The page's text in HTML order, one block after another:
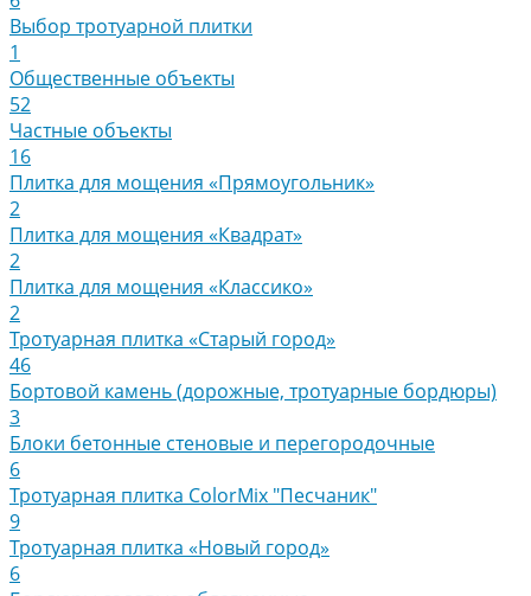
Выбор тротуарной плитки
1
Общественные объекты
52
Частные объекты
16
Плитка для мощения «Прямоугольник»
2
Плитка для мощения «Квадрат»
2
Плитка для мощения «Классико»
2
Тротуарная плитка «Старый город»
46
Бортовой камень (дорожные, тротуарные бордюры)
3
Блоки бетонные стеновые и перегородочные
6
Тротуарная плитка ColorMix "Песчаник"
9
Тротуарная плитка «Новый город»
6